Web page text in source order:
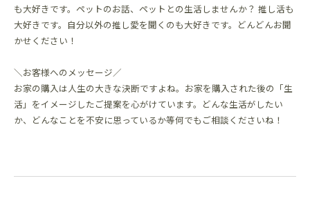
も大好きです。ペットのお話、ペットとの生活しませんか？ 推し活も
大好きです。自分以外の推し愛を聞くのも大好きです。どんどんお聞
かせください！
＼お客様へのメッセージ／
お家の購入は人生の大きな決断ですよね。お家を購入された後の「生
活」をイメージしたご提案を心がけています。どんな生活がしたい
か、どんなことを不安に思っているか等何でもご相談くださいね！